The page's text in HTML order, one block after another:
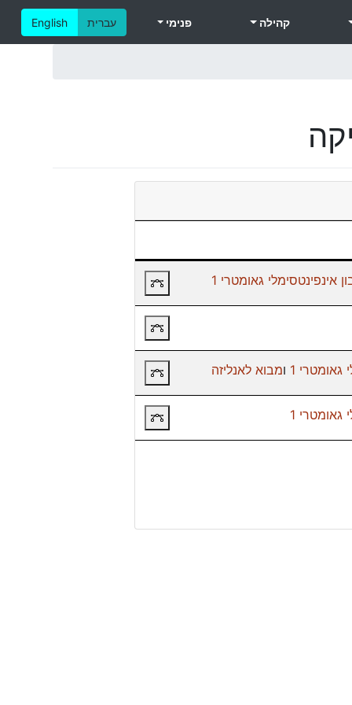
English עברית קהילה פנימי
אינפינטסימלי גאומטרי 1 תרשים קורסי קדם
תרשים קורסי קדם
1 ומבוא לאנליזה תרשים קורסי קדם
1 תרשים קורסי קדם